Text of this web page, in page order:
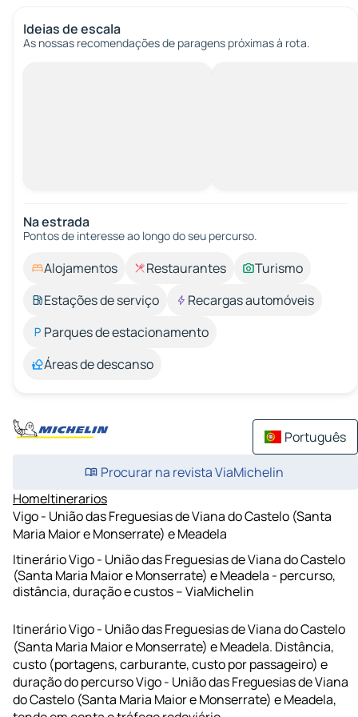
Ideias de escala
As nossas recomendações de paragens próximas à rota.
Na estrada
Pontos de interesse ao longo do seu percurso.
Alojamentos Restaurantes
Turismo
Estações de serviço
Recargas automóveis
Parques de estacionamento
Áreas de descanso
Português
Procurar na revista ViaMichelin
HomeItinerarios
Vigo - União das Freguesias de Viana do Castelo (Santa
Maria Maior e Monserrate) e Meadela
Itinerário Vigo - União das Freguesias de Viana do Castelo
(Santa Maria Maior e Monserrate) e Meadela - percurso,
distância, duração e custos – ViaMichelin
Itinerário Vigo - União das Freguesias de Viana do Castelo
(Santa Maria Maior e Monserrate) e Meadela. Distância,
custo (portagens, carburante, custo por passageiro) e
duração do percurso Vigo - União das Freguesias de Viana
do Castelo (Santa Maria Maior e Monserrate) e Meadela,